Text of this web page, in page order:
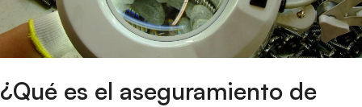
¿Qué es el aseguramiento de